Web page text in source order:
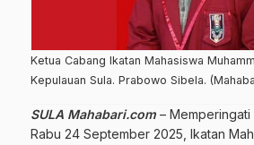
Ketua Cabang Ikatan Mahasiswa
Kepulauan Sula. Prabowo Sibela.
SULA Mahabari.com – Memperingati
Rabu 24 September 2025, Ikatan